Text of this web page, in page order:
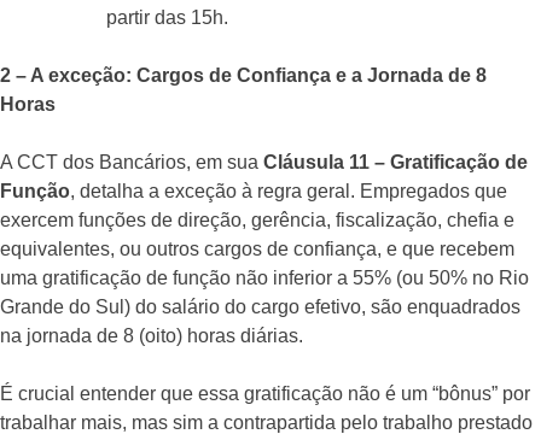
partir das 15h.
2 – A exceção: Cargos de Confiança e a Jornada de 8
Horas
A CCT dos Bancários, em sua Cláusula 11 – Gratificação de
Função, detalha a exceção à regra geral. Empregados que
exercem funções de direção, gerência, fiscalização, chefia e
equivalentes, ou outros cargos de confiança, e que recebem
uma gratificação de função não inferior a 55% (ou 50% no Rio
Grande do Sul) do salário do cargo efetivo, são enquadrados
na jornada de 8 (oito) horas diárias.
É crucial entender que essa gratificação não é um “bônus” por
trabalhar mais, mas sim a contrapartida pelo trabalho prestado